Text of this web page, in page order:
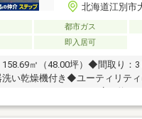
北海道江別市
都市ガス
即入居可
㎡（48.00坪）◆間取り：
い乾燥機付き◆ユーティリティ
・フードＤ LISTA店 約1090
390ｍ・ツルハドラッグ大麻